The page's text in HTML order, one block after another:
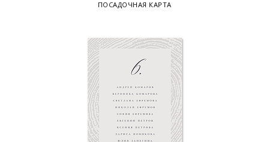
ПОСАДОЧНАЯ КАРТА